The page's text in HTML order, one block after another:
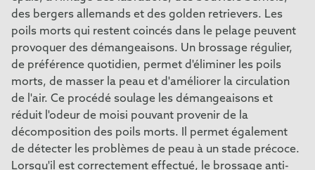
des bergers allemands et des golden retrievers. Les
poils morts qui restent coincés dans le pelage peuvent
provoquer des démangeaisons. Un brossage régulier,
de préférence quotidien, permet d'éliminer les poils
morts, de masser la peau et d'améliorer la circulation
de l'air. Ce procédé soulage les démangeaisons et
réduit l'odeur de moisi pouvant provenir de la
décomposition des poils morts. Il permet également
de détecter les problèmes de peau à un stade précoce.
Lorsqu'il est correctement effectué, le brossage anti-